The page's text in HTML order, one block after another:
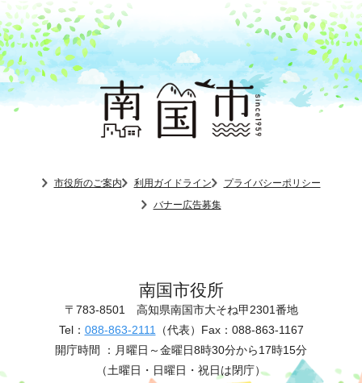
市役所のご案内 利用ガイドライン
プライバシーポリシー
バナー広告募集
南国市役所
〒783-8501 高知県南国市大そね甲2301番地
Tel： 088-863-2111 （代表） Fax：088-863-1167
開庁時間 ： 月曜日～金曜日8時30分から17時15分
（土曜日・日曜日・祝日は閉庁）